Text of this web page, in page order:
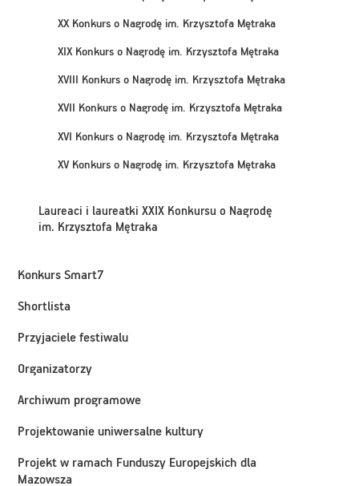
XX Konkurs o Nagrodę im. Krzysztofa Mętraka
XIX Konkurs o Nagrodę im. Krzysztofa Mętraka
XVIII Konkurs o Nagrodę im. Krzysztofa Mętraka
XVII Konkurs o Nagrodę im. Krzysztofa Mętraka
XVI Konkurs o Nagrodę im. Krzysztofa Mętraka
XV Konkurs o Nagrodę im. Krzysztofa Mętraka
Laureaci i laureatki XXIX Konkursu o Nagrodę
im. Krzysztofa Mętraka
Konkurs Smart7
Shortlista
Przyjaciele festiwalu
Organizatorzy
Archiwum programowe
Projektowanie uniwersalne kultury
Projekt w ramach Funduszy Europejskich dla
Mazowsza